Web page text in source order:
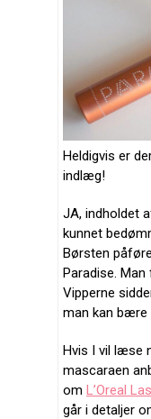
Heldigvis er
indlæg!
JA, indholdet
kunnet
Børsten
Paradise.
Vipperne
man kan bære
Hvis I vil læse
mascaraen
om L’Oreal
går i detaljer